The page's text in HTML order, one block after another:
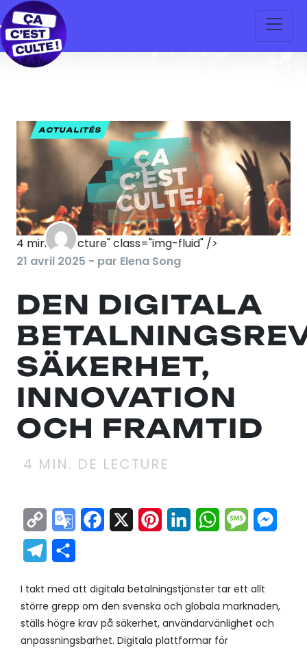
4 min. de lecture" class="img-fluid" />
ACTUALITÉS
21 avril 2025 - par Elena Song
DEN DIGITALA
SÄKERHET,
INNOVATION
OCH FRAMTID
4 MIN. DE LECTURE
Copy
Link
GoogleFacebook
X Pinterest
LinkedInWhatsApp
Telegram
I takt med att digitala betalningstjänster tar ett allt
större grepp om den svenska och globala marknaden,
ställs högre krav på säkerhet, användarvänlighet och
anpassningsbarhet. Digitala plattformar för